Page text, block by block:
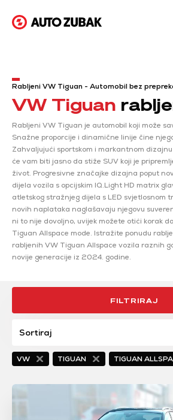
VW Tiguan
Rabljeni VW Tiguan je automobil koji može
Snažne proporcije i dinamične linije čine
Zahvaljujući sportskom i markantnom
će vam biti jasno da stiže SUV koji je
život. Progresivne značajke dizajna poput
dijela vozila s opcijskim IQ.Light HD matrix
atletskog stražnjeg dijela s LED svjetlosnom
novih naplataka naglašavaju njegovu
ni to nije dovoljno, uvijek možete otići korak
Tiguan Allspace mode. Istražite ponudu
rabljenih VW Tiguan Allspace vozila raznih
novije generacije iz 2024. godine.
Rabljeni VW Tiguan - Automobil bez
FILTRIRAJ
Sortiraj
VW TIGUAN TIGUAN